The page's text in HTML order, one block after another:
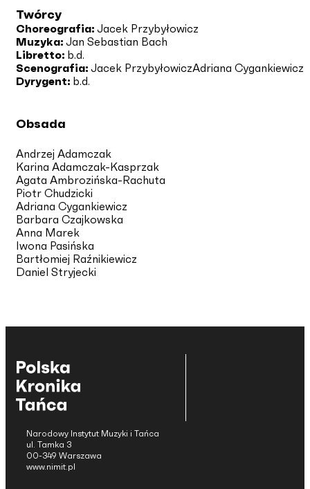
Twórcy
Choreografia: Jacek Przybyłowicz
Muzyka: Jan Sebastian Bach
Libretto: b.d.
Scenografia: Jacek PrzybyłowiczAdriana Cygankiewicz
Dyrygent: b.d.
Obsada
Andrzej Adamczak
Karina Adamczak-Kasprzak
Agata Ambrozińska-Rachuta
Piotr Chudzicki
Adriana Cygankiewicz
Barbara Czajkowska
Anna Marek
Iwona Pasińska
Bartłomiej Raźnikiewicz
Daniel Stryjecki
Narodowy Instytut Muzyki i Tańca
ul. Tamka 3
00-349 Warszawa
www.nimit.pl